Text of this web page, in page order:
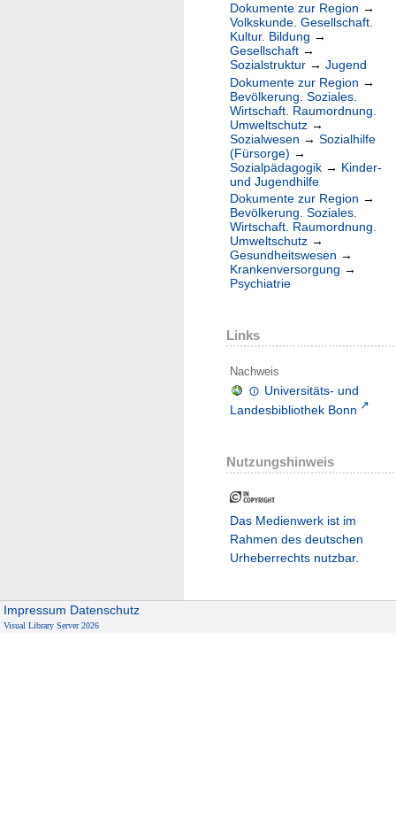
Dokumente zur Region →
Volkskunde. Gesellschaft.
Kultur. Bildung →
Gesellschaft →
Sozialstruktur → Jugend
Dokumente zur Region →
Bevölkerung. Soziales.
Wirtschaft. Raumordnung.
Umweltschutz →
Sozialwesen → Sozialhilfe
(Fürsorge) →
Sozialpädagogik → Kinder-
und Jugendhilfe
Dokumente zur Region →
Bevölkerung. Soziales.
Wirtschaft. Raumordnung.
Umweltschutz →
Gesundheitswesen →
Krankenversorgung →
Psychiatrie
Links
Nachweis
Universitäts- und
Landesbibliothek Bonn
Nutzungshinweis
Das Medienwerk ist im
Rahmen des deutschen
Urheberrechts nutzbar.
Impressum Datenschutz
Visual Library Server 2026